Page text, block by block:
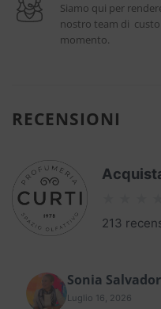
Siamo qui per
nostro team di
momento.
RECENSIONI
213
Sonia Salvador
Luglio 16, 2026